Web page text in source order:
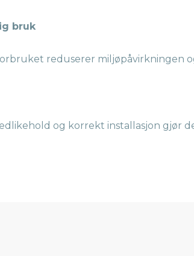
bruk
reduserer miljøpåvirkningen
og korrekt installasjon gjør